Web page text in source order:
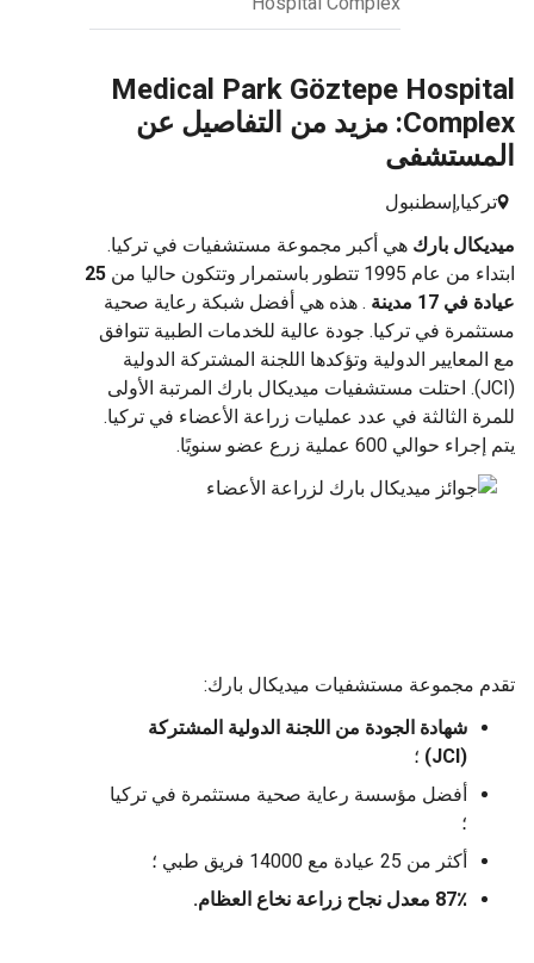
Medical Park Göztepe
Complex: مزيد من التفاصيل عن
إسطنبول
باركهي أكبر مجموعة مستشفيات في تركيا.
تتطور باستمرار وتتكون حاليا من
25
17 مدينة
. هذه هي أفضل شبكة رعاية صحية
في تركيا. جودة عالية للخدمات الطبية تتوافق
الدولية وتؤكدها اللجنة المشتركة الدولية
(JCI). احتلت مستشفيات ميديكال بارك المرتبة الأولى
الثالثة في عدد عمليات زراعة الأعضاء في تركيا.
600 عملية زرع عضو سنويًا.
مجموعة مستشفيات ميديكال بارك:
شهادة الجودة من اللجنة الدولية المشتركة
؛
أفضل مؤسسة رعاية صحية مستثمرة في تركيا
أكثر من 25 عيادة مع 14000 فريق طبي ؛
87٪ معدل نجاح زراعة نخاع العظام.